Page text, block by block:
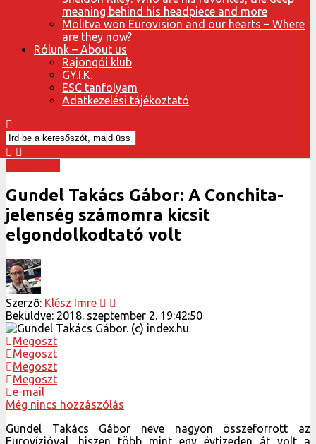
meaning behind his headpiece and more
Molitva won Eurovision and our hearts – Where
are they now?
Rólunk – About us
Rajongói klub
GY.I.K.
ESC tanfolyam
Adatkezelési tájékoztató
Gundel Takács Gábor: A Conchita-
jelenség számomra kicsit
elgondolkodtató volt
Szerző: Klész Imre
Beküldve: 2018. szeptember 2. 19:42:50
Megoszt
Megoszt
Megoszt
Megoszt
e-mail
Még nincs hozzászólás
Gundel Takács Gábor neve nagyon összeforrott az
Eurovízióval, hiszen több mint egy évtizeden át volt a